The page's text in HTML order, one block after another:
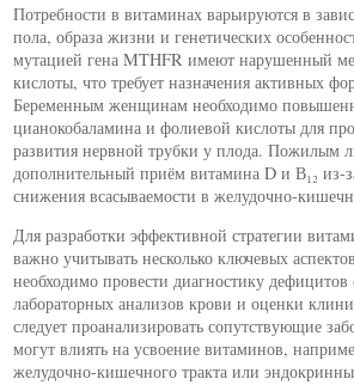
Потребности в витаминах варьируются в
пола, образа жизни и генетических
мутацией гена MTHFR имеют нарушенный
кислоты, что требует назначения активных
Беременным женщинам необходимо
цианокобаламина и фолиевой кислоты для
развития нервной трубки у плода. Пожилым
дополнительный приём витамина D и В₁₂ из-
снижения всасываемости в желудочно-
Для разработки эффективной стратегии
важно учитывать несколько ключевых
необходимо провести диагностику
лабораторных анализов крови и оценки
следует проанализировать сопутствующие
могут влиять на усвоение витаминов,
желудочно-кишечного тракта или